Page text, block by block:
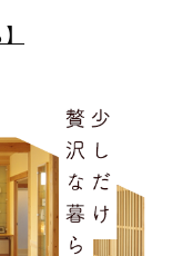
けるお客様情報の
アフターサービ
務
ティングなど